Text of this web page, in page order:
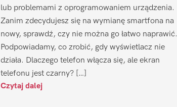
lub problemami z oprogramowaniem urządzenia.
Zanim zdecydujesz się na wymianę smartfona na
nowy, sprawdź, czy nie można go łatwo naprawić.
Podpowiadamy, co zrobić, gdy wyświetlacz nie
działa. Dlaczego telefon włącza się, ale ekran
telefonu jest czarny? […]
Czytaj dalej